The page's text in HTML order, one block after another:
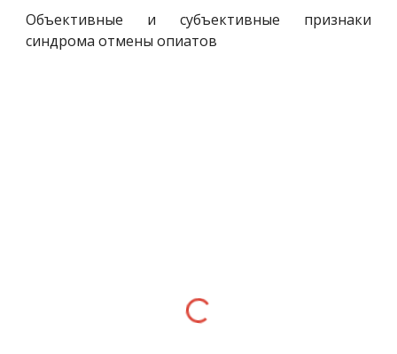
Объективные и субъективные признаки
синдрома отмены опиатов